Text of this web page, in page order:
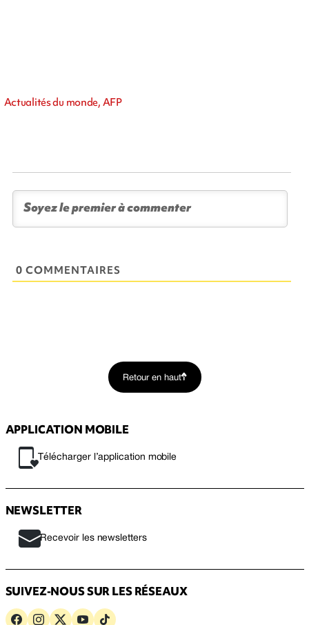
Actualités du monde, AFP
0 COMMENTAIRES
Retour en haut
APPLICATION MOBILE
Télécharger l’application mobile
NEWSLETTER
Recevoir les newsletters
SUIVEZ-NOUS SUR LES RÉSEAUX